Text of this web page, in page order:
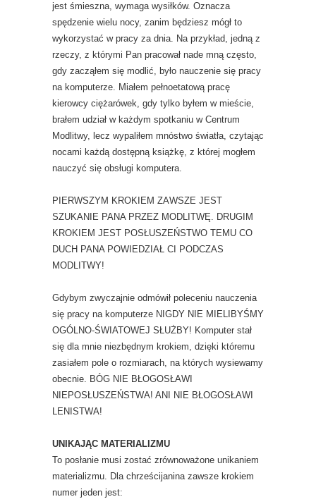
jest śmieszna, wymaga wysiłków. Oznacza
spędzenie wielu nocy, zanim będziesz mógł to
wykorzystać w pracy za dnia. Na przykład, jedną z
rzeczy, z którymi Pan pracował nade mną często,
gdy zacząłem się modlić, było nauczenie się pracy
na komputerze. Miałem pełnoetatową pracę
kierowcy ciężarówek, gdy tylko byłem w mieście,
brałem udział w każdym spotkaniu w Centrum
Modlitwy, lecz wypaliłem mnóstwo światła, czytając
nocami każdą dostępną książkę, z której mogłem
nauczyć się obsługi komputera.
PIERWSZYM KROKIEM ZAWSZE JEST
SZUKANIE PANA PRZEZ MODLITWĘ. DRUGIM
KROKIEM JEST POSŁUSZEŃSTWO TEMU CO
DUCH PANA POWIEDZIAŁ CI PODCZAS
MODLITWY!
Gdybym zwyczajnie odmówił poleceniu nauczenia
się pracy na komputerze NIGDY NIE MIELIBYŚMY
OGÓLNO-ŚWIATOWEJ SŁUŻBY! Komputer stał
się dla mnie niezbędnym krokiem, dzięki któremu
zasiałem pole o rozmiarach, na których wysiewamy
obecnie. BÓG NIE BŁOGOSŁAWI
NIEPOSŁUSZEŃSTWA! ANI NIE BŁOGOSŁAWI
LENISTWA!
UNIKAJĄC MATERIALIZMU
To posłanie musi zostać zrównoważone unikaniem
materializmu. Dla chrześcijanina zawsze krokiem
numer jeden jest: